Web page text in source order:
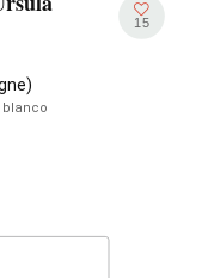
blanco
15